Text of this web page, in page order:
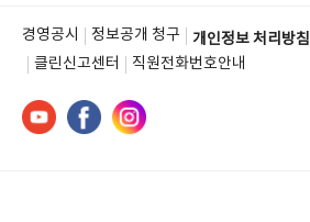
경영공시 정보공개 청구 개인정보 처리방침
클린신고센터
직원전화번호안내